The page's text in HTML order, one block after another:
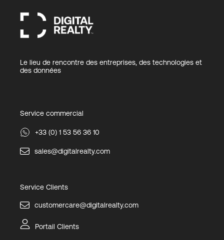
Le lieu de rencontre des entreprises, des technologies et
des données
Service commercial
+33 (0) 1 53 56 36 10
sales@digitalrealty.com
Service Clients
customercare@digitalrealty.com
Portail Clients